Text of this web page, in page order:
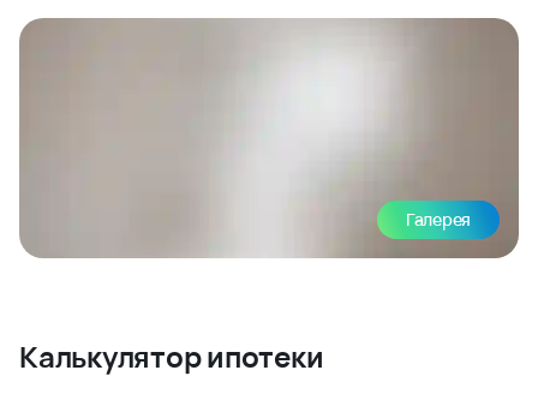
Галерея
Калькулятор ипотеки